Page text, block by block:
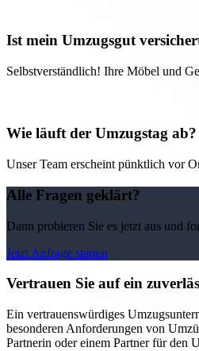
Ist mein Umzugsgut
Selbstverständlich! Ihre Möbel und
Wie läuft der Umzugstag ab?
Unser Team erscheint pünktlich vor
Alle Fragen geklärt?
Dann probieren Sie es jetzt aus und
Jetzt Anfrage starten
Vertrauen Sie auf ein
Ein vertrauenswürdiges
besonderen Anforderungen von
Partnerin oder einem Partner für den